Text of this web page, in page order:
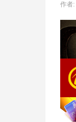
作者: